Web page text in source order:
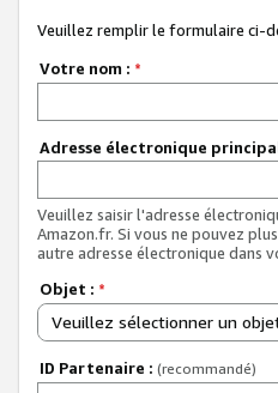
Veuillez remplir le formulaire ci-
Votre nom : *
Adresse électronique
Veuillez saisir l'adresse
Amazon.fr. Si vous ne pouvez
autre adresse électronique dans
Objet : *
Veuillez sélectionner un
ID Partenaire : (recommandé)